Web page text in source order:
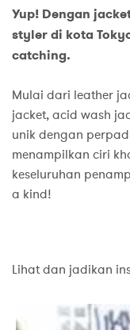
Yup! Dengan
styler di kota
catching.
Mulai dari leather
jacket, acid wash
unik dengan
menampilkan ciri
keseluruhan
a kind!
Lihat dan jadikan